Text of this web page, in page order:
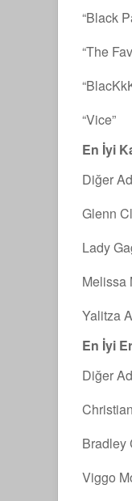
“Black
“The
“Vice”
En İyi
Diğer
Glenn
Lady
Melissa
Yalitza
En İyi
Diğer
Bradley
Viggo